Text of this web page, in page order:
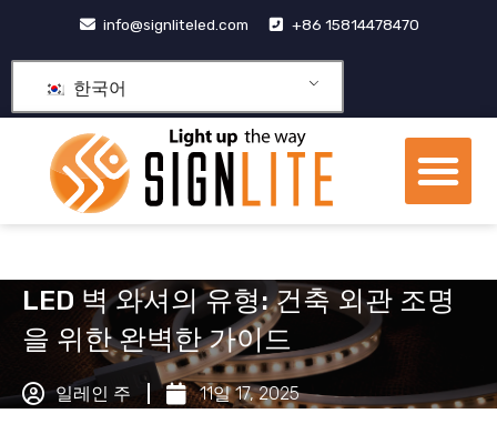
츠
건
info@signliteled.com +86 15814478470
한국어
메
뉴
LED 벽 와셔의 유형: 건축 외관 조명
을 위한 완벽한 가이드
일레인 주 11일 17, 2025